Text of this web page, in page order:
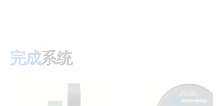
Quattro-II 48/5000/70-50/50 (connector)
Quattro-II 48/5000/70-50/50 (front)
Quattro-II 5kVA 230VAC 24VDC 600Ah Li NG Lynx Smart
BMS NG distributors Cerbo GX touch generator MPPT
Certificate ESS NRS 097-2-1 - Quattro-II 48V 5kVA 230V
Certificate ESS VDE-AR-N 4105:2018-11 NAS - Quattro-II
48V 5kVA 230V
完成系统